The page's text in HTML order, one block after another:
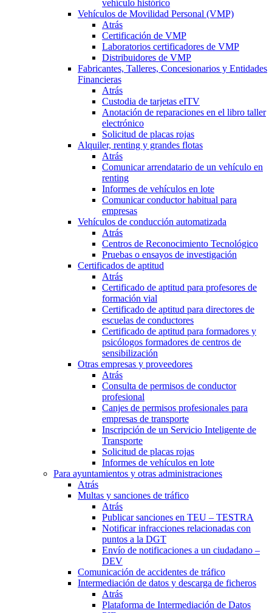
vehículo histórico
Vehículos de Movilidad Personal (VMP)
Atrás
Certificación de VMP
Laboratorios certificadores de VMP
Distribuidores de VMP
Fabricantes, Talleres, Concesionarios y Entidades
Financieras
Atrás
Custodia de tarjetas eITV
Anotación de reparaciones en el libro taller
electrónico
Solicitud de placas rojas
Alquiler, renting y grandes flotas
Atrás
Comunicar arrendatario de un vehículo en
renting
Informes de vehículos en lote
Comunicar conductor habitual para
empresas
Vehículos de conducción automatizada
Atrás
Centros de Reconocimiento Tecnológico
Pruebas o ensayos de investigación
Certificados de aptitud
Atrás
Certificado de aptitud para profesores de
formación vial
Certificado de aptitud para directores de
escuelas de conductores
Certificado de aptitud para formadores y
psicólogos formadores de centros de
sensibilización
Otras empresas y proveedores
Atrás
Consulta de permisos de conductor
profesional
Canjes de permisos profesionales para
empresas de transporte
Inscripción de un Servicio Inteligente de
Transporte
Solicitud de placas rojas
Informes de vehículos en lote
Para ayuntamientos y otras administraciones
Atrás
Multas y sanciones de tráfico
Atrás
Publicar sanciones en TEU – TESTRA
Notificar infracciones relacionadas con
puntos a la DGT
Envío de notificaciones a un ciudadano –
DEV
Comunicación de accidentes de tráfico
Intermediación de datos y descarga de ficheros
Atrás
Plataforma de Intermediación de Datos